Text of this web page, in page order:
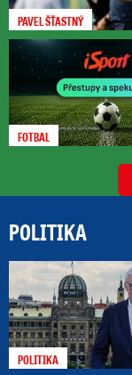
PAVEL ŠŤASTNÝ
FOTBAL
POLITIKA
POLITIKA